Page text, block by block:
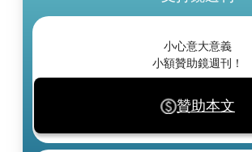
小心意大意義
小額贊助鏡週刊！
贊助本文